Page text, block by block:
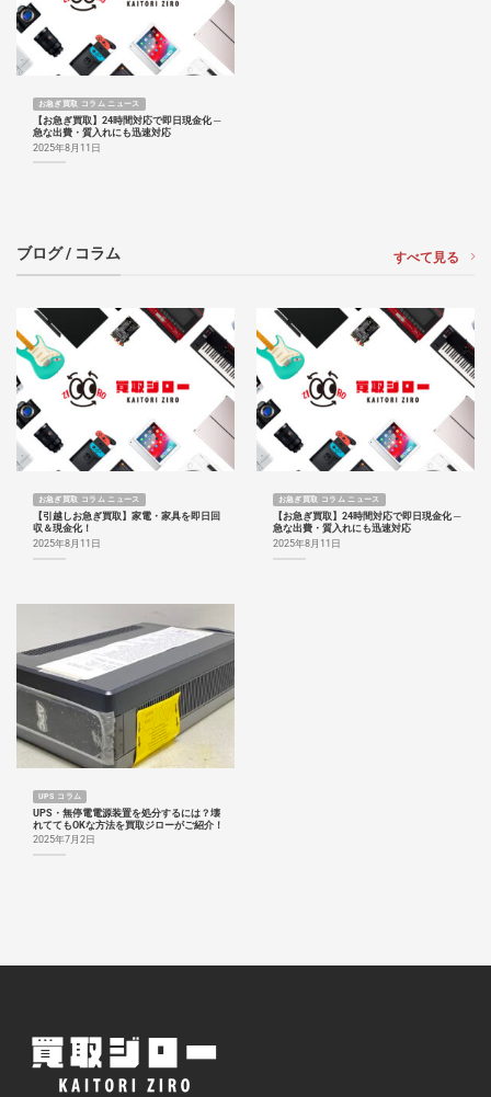
お急ぎ買取 コラム ニュース
【お急ぎ買取】24時間対応で即日現金化 ─
急な出費・質入れにも迅速対応
2025年8月11日
ブログ / コラム すべて見る
お急ぎ買取 コラム ニュース
【引越しお急ぎ買取】家電・家具を即日回
収＆現金化！
2025年8月11日
お急ぎ買取 コラム ニュース
【お急ぎ買取】24時間対応で即日現金化 ─
急な出費・質入れにも迅速対応
2025年8月11日
UPS コラム
UPS・無停電電源装置を処分するには？壊
れててもOKな方法を買取ジローがご紹介！
2025年7月2日